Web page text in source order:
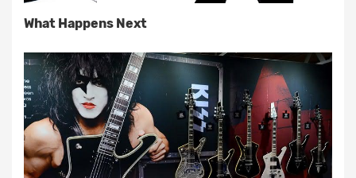
What Happens Next